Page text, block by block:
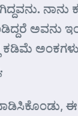
ನಾನು
ಅವನು